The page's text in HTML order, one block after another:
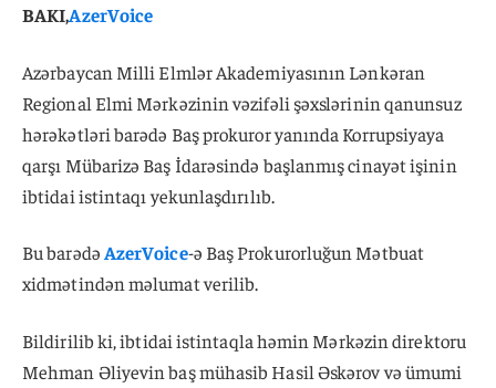
BAKI,AzerVoice
Azərbaycan Milli Elmlər Akademiyasının Lənkəran
Regional Elmi Mərkəzinin vəzifəli şəxslərinin qanunsuz
hərəkətləri barədə Baş prokuror yanında Korrupsiyaya
qarşı Mübarizə Baş İdarəsində başlanmış cinayət işinin
ibtidai istintaqı yekunlaşdırılıb.
Bu barədəAzerVoice-ə Baş Prokurorluğun Mətbuat
xidmətindən məlumat verilib.
Bildirilib ki, ibtidai istintaqla həmin Mərkəzin direktoru
Mehman Əliyevin baş mühasib Hasil Əskərov və ümumi